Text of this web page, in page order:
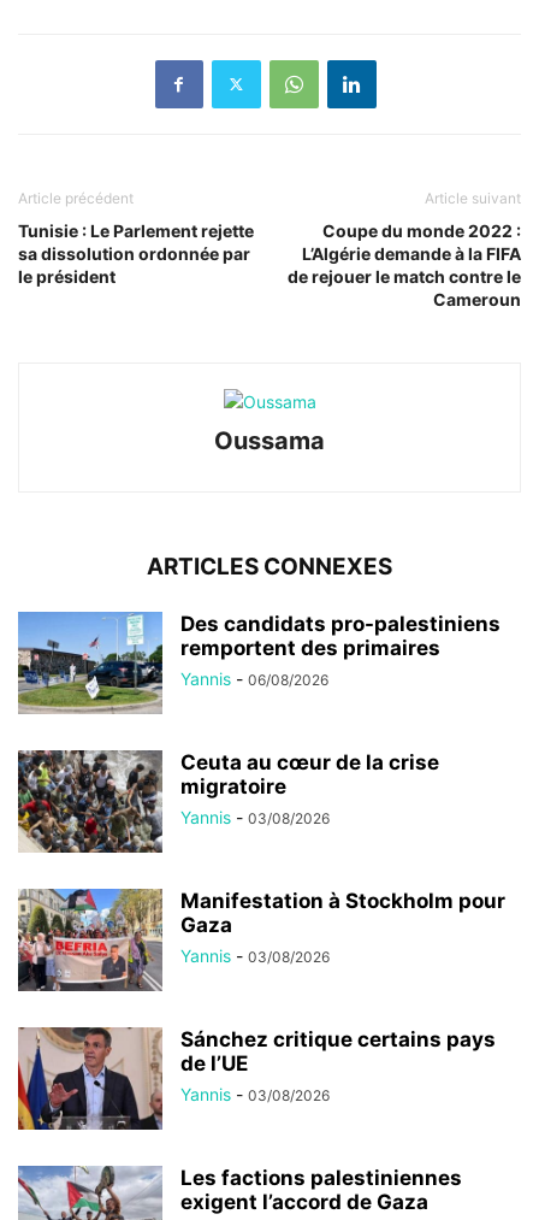
Article précédent
Tunisie : Le Parlement rejette
sa dissolution ordonnée par
le président
Article suivant
Coupe du monde 2022 :
L’Algérie demande à la FIFA
de rejouer le match contre le
Cameroun
Oussama
ARTICLES CONNEXES
Des candidats pro-palestiniens
remportent des primaires
Yannis - 06/08/2026
Ceuta au cœur de la crise
migratoire
Yannis - 03/08/2026
Manifestation à Stockholm pour
Gaza
Yannis - 03/08/2026
Sánchez critique certains pays
de l’UE
Yannis - 03/08/2026
Les factions palestiniennes
exigent l’accord de Gaza